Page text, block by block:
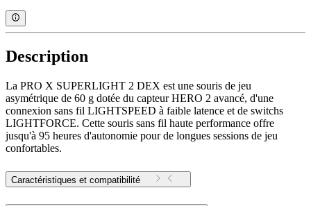
Description
La PRO X SUPERLIGHT 2 DEX est une souris de jeu
asymétrique de 60 g dotée du capteur HERO 2 avancé, d'une
connexion sans fil LIGHTSPEED à faible latence et de switchs
LIGHTFORCE. Cette souris sans fil haute performance offre
jusqu'à 95 heures d'autonomie pour de longues sessions de jeu
confortables.
Caractéristiques et compatibilité